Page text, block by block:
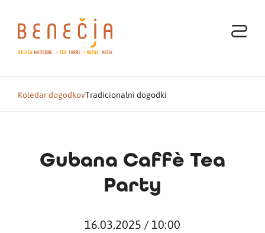
Koledar dogodkovTradicionalni dogodki
Gubana Caffè Tea
Party
16.03.2025 / 10:00